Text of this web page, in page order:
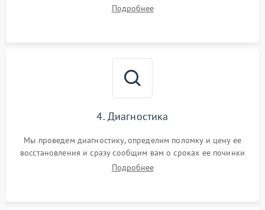
Подробнее
4. Диагностика
Мы проведем диагностику, определим поломку и цену ее
восстановления и сразу сообщим вам о сроках ее починки
Подробнее